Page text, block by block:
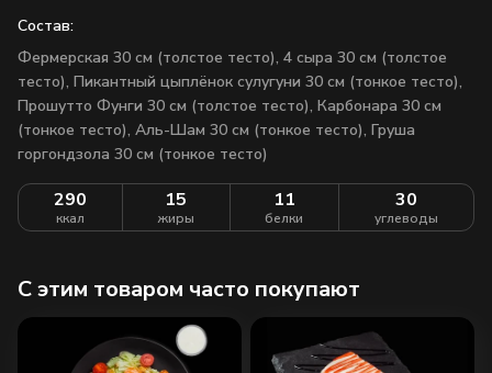
Состав:
Фермерская 30 см (толстое тесто), 4 сыра 30 см (толстое
тесто), Пикантный цыплёнок сулугуни 30 см (тонкое тесто),
Прошутто Фунги 30 см (толстое тесто), Карбонара 30 см
(тонкое тесто), Аль-Шам 30 см (тонкое тесто), Груша
горгондзола 30 см (тонкое тесто)
290
ккал
15
жиры
11
белки
30
углеводы
C этим товаром часто покупают